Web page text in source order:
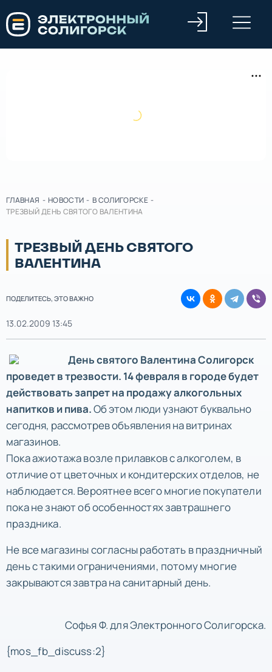
ГЛАВНАЯ - НОВОСТИ - В СОЛИГОРСКЕ -
ТРЕЗВЫЙ ДЕНЬ СВЯТОГО ВАЛЕНТИНА
ТРЕЗВЫЙ ДЕНЬ СВЯТОГО
ВАЛЕНТИНА
ПОДЕЛИТЕСЬ, ЭТО ВАЖНО
13.02.2009 13:45
День святого Валентина Солигорск
проведет в трезвости. 14 февраля в городе будет
действовать запрет на продажу алкогольных
напитков и пива.Об этом люди узнают буквально
сегодня, рассмотрев объявления на витринах
магазинов.
Пока ажиотажа возле прилавков с алкоголем, в
отличие от цветочных и кондитерских отделов, не
наблюдается. Вероятнее всего многие покупатели
пока не знают об особенностях завтрашнего
праздника.
Не все магазины согласны работать в праздничный
день с такими ограничениями, потому многие
закрываются завтра на санитарный день.
Софья Ф. для Электронного Солигорска.
{mos_fb_discuss:2}